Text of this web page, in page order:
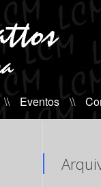
\\ Eventos \\